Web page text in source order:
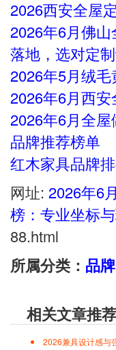
2026西安全屋
2026年6月佛
落地，选对定
2026年5月绒
2026年6月西
2026年6月全
品牌推荐榜单
红木家具品牌
网址: 2026年6
榜：专业坐标
88.html
所属分类： 品
相关文章推荐
2026兼具设计感与